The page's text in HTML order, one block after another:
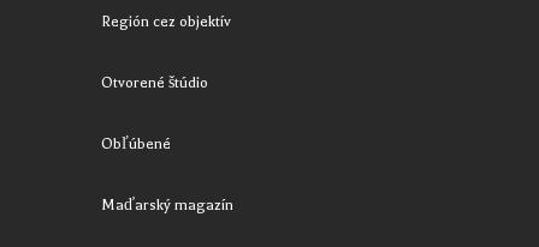
Región cez objektív
Otvorené štúdio
Obľúbené
Maďarský magazín